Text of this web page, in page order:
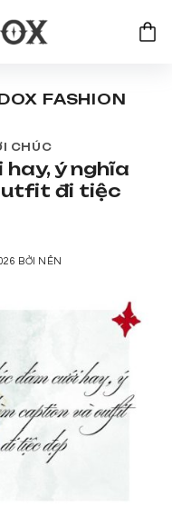
FASHION
CHÚC
ý nghĩa
đi tiệc
BỞI NÊN